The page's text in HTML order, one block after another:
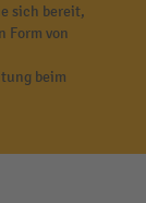
sich bereit,
Form von
beim